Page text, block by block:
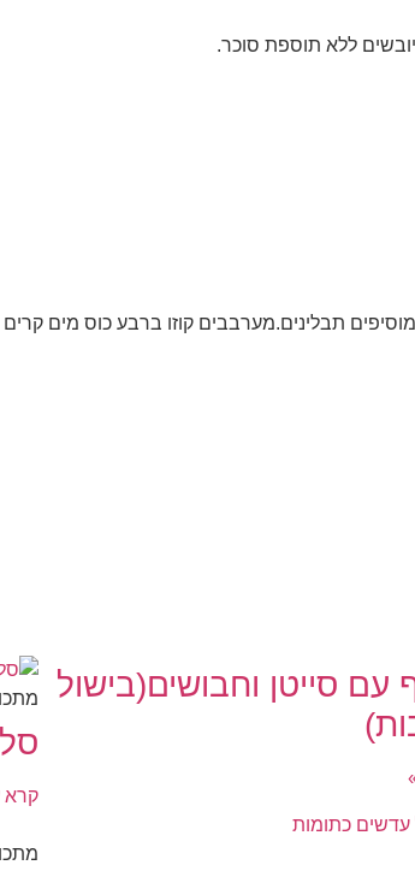
ללא תוספת סוכר.
תבלינים.מערבבים קוזו ברבע כוס מים
עם סייטן וחבושים(בישול
קרא